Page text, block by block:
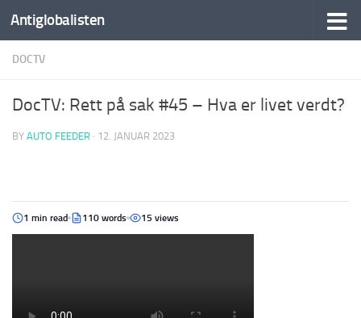
Antiglobalisten
DOCTV
DocTV: Rett på sak #45 – Hva er livet verdt?
BY AUTO FEEDER · 12. JANUAR 2023
1 min read 110 words 15 views